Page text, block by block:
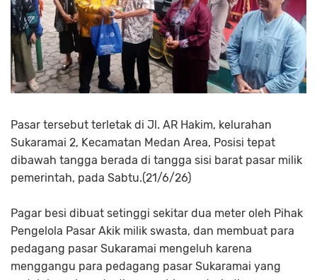
Pasar tersebut terletak di Jl. AR Hakim, kelurahan
Sukaramai 2, Kecamatan Medan Area, Posisi tepat
dibawah tangga berada di tangga sisi barat pasar milik
pemerintah, pada Sabtu.(21/6/26)
Pagar besi dibuat setinggi sekitar dua meter oleh Pihak
Pengelola Pasar Akik milik swasta, dan membuat para
pedagang pasar Sukaramai mengeluh karena
menggangu para pedagang pasar Sukaramai yang